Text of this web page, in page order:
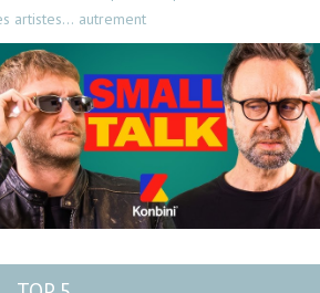
artistes… autrement